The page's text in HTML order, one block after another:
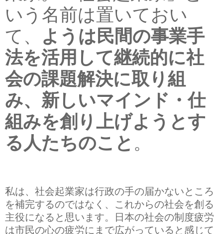
いう名前は置いておい
て、 ようは民間の事業手
法を活用して継続的に社
会の課題解決に取り組
み、新しいマインド・仕
組みを創り上げようとす
る人たちのこと。
私は、社会起業家は行政の手の届かないところ
を補完するのではなく、これからの社会を創る
主役になると思います。日本の社会の制度疲労
は市民の心の疲労にまで広がっていると感じて